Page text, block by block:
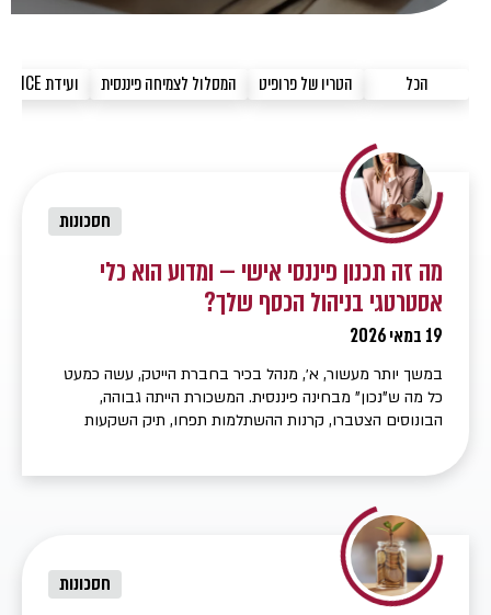
הכל הטריו של פרופיט המסלול לצמיחה פיננסית ועידת NEXT FINANCE
חסכונות
מה זה תכנון פיננסי אישי — ומדוע הוא כלי
אסטרטגי בניהול הכסף שלך?
19 במאי 2026
במשך יותר מעשור, א׳, מנהל בכיר בחברת הייטק, עשה כמעט
כל מה ש"נכון" מבחינה פיננסית. המשכורת הייתה גבוהה,
הבונוסים הצטברו, קרנות ההשתלמות תפחו, תיק השקעות
— אך לא באמת […]
חסכונות